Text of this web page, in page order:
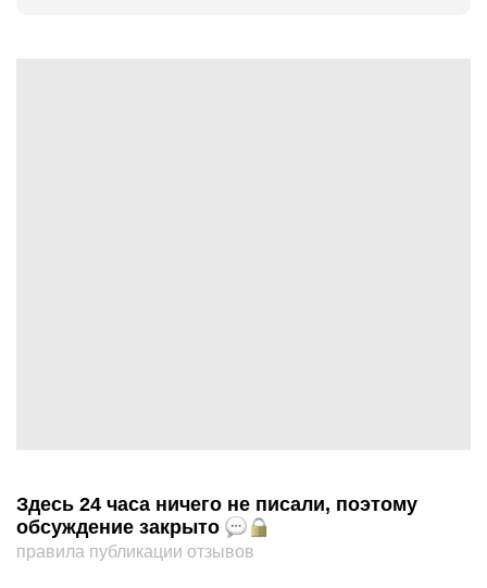
Здесь 24 часа ничего не писали, поэтому
обсуждение закрыто
правила публикации отзывов